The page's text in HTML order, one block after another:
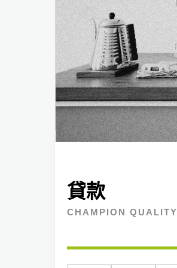
貸款
CHAMPION QUALITY